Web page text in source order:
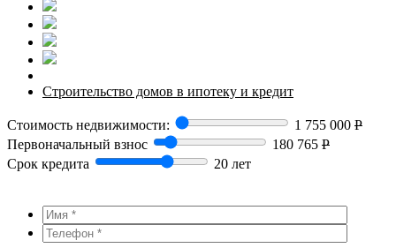
Строительство домов в ипотеку и кредит
Стоимость недвижимости: 1 755 000 Р
Первоначальный взнос
180 765 Р
Срок кредита
20 лет